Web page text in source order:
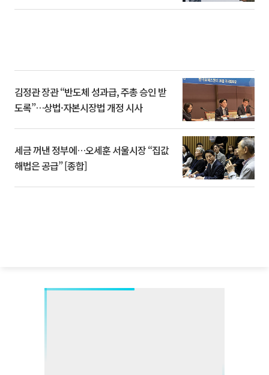
김정관 장관 “반도체 성과급, 주총 승인 받
도록”…상법·자본시장법 개정 시사
세금 꺼낸 정부에…오세훈 서울시장 “집값
해법은 공급” [종합]